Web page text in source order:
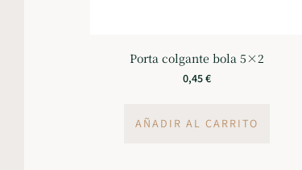
Porta colgante bola 5×2
0,45€
AÑADIR AL CARRITO